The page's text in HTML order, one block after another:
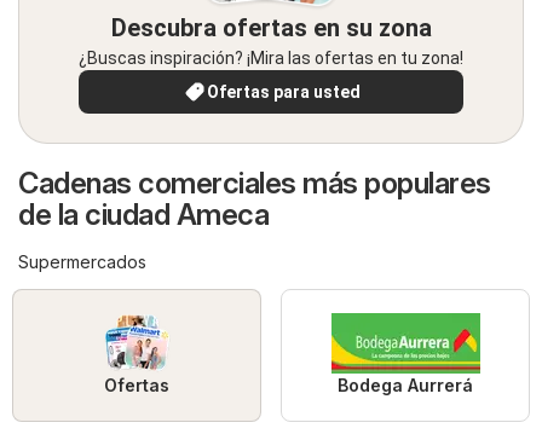
Descubra ofertas en su zona
¿Buscas inspiración? ¡Mira las ofertas en tu zona!
Ofertas para usted
Cadenas comerciales más populares
de la ciudad Ameca
Supermercados
Ofertas Bodega Aurrerá